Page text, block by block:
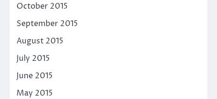
October 2015
September 2015
August 2015
July 2015
June 2015
May 2015